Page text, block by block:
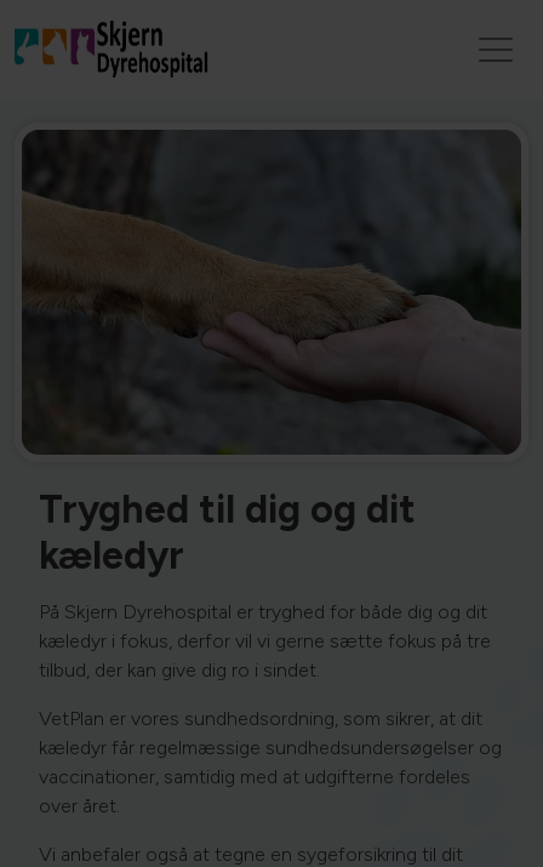
Tryghed til dig og dit
kæledyr
På Skjern Dyrehospital er tryghed for både dig og dit
kæledyr i fokus, derfor vil vi gerne sætte fokus på tre
tilbud, der kan give dig ro i sindet.
VetPlan er vores sundhedsordning, som sikrer, at dit
kæledyr får regelmæssige sundhedsundersøgelser og
vaccinationer, samtidig med at udgifterne fordeles
over året.
Vi anbefaler også at tegne en sygeforsikring til dit